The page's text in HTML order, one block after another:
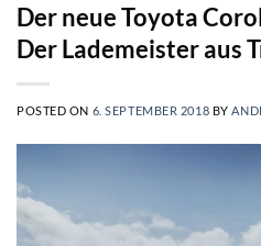
Der neue Toyota
Der Lademeister aus
POSTED ON 6. SEPTEMBER 2018 BY